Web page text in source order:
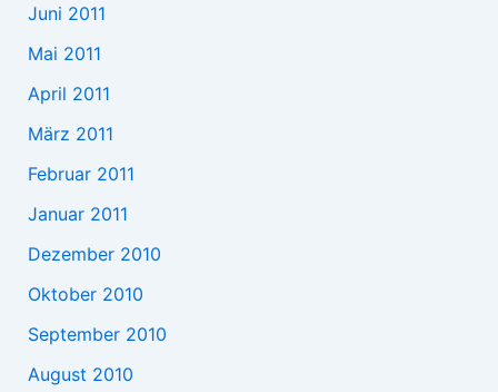
Juni 2011
Mai 2011
April 2011
März 2011
Februar 2011
Januar 2011
Dezember 2010
Oktober 2010
September 2010
August 2010